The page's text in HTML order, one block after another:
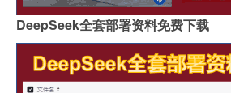
DeepSeek全套部署资料免费下载